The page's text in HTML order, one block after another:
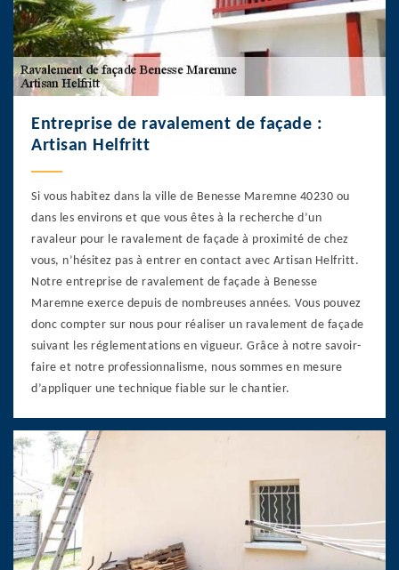
Entreprise de ravalement de façade :
Artisan Helfritt
Si vous habitez dans la ville de Benesse Maremne 40230 ou
dans les environs et que vous êtes à la recherche d’un
ravaleur pour le ravalement de façade à proximité de chez
vous, n’hésitez pas à entrer en contact avec Artisan Helfritt.
Notre entreprise de ravalement de façade à Benesse
Maremne exerce depuis de nombreuses années. Vous pouvez
donc compter sur nous pour réaliser un ravalement de façade
suivant les réglementations en vigueur. Grâce à notre savoir-
faire et notre professionnalisme, nous sommes en mesure
d’appliquer une technique fiable sur le chantier.